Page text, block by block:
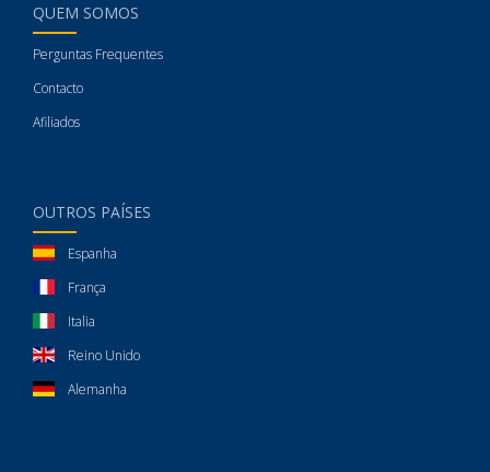
QUEM SOMOS
Perguntas Frequentes
Contacto
Afiliados
OUTROS PAÍSES
Espanha
França
Italia
Reino Unido
Alemanha